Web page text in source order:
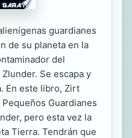
guardianes
de su planeta en la
del
Se escapa y
En este libro, Zirt
Guardianes
pero esta vez la
Tierra. Tendrán que